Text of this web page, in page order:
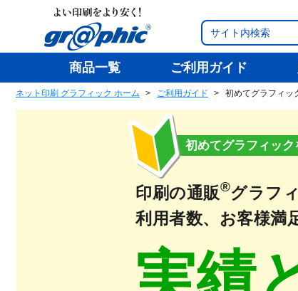
商品一覧 ご利用ガイド
ネット印刷 グラフィック ホーム ご利用ガイド 初めてグラフィッ
初めてグラフィッ
印刷の通販®グラフ
利用者数、お客様満